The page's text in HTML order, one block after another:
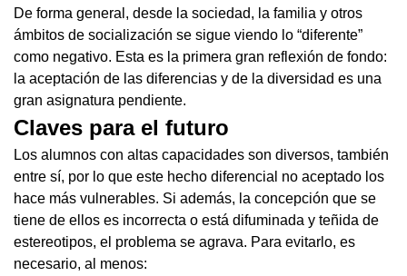
De forma general, desde la sociedad, la familia y otros
ámbitos de socialización se sigue viendo lo “diferente”
como negativo. Esta es la primera gran reflexión de fondo:
la aceptación de las diferencias y de la diversidad es una
gran asignatura pendiente.
Claves para el futuro
Los alumnos con altas capacidades son diversos, también
entre sí, por lo que este hecho diferencial no aceptado los
hace más vulnerables. Si además, la concepción que se
tiene de ellos es incorrecta o está difuminada y teñida de
estereotipos, el problema se agrava. Para evitarlo, es
necesario, al menos: